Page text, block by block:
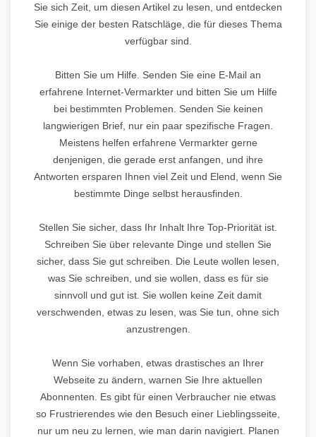
Sie sich Zeit, um diesen Artikel zu lesen, und entdecken
Sie einige der besten Ratschläge, die für dieses Thema
verfügbar sind.
Bitten Sie um Hilfe. Senden Sie eine E-Mail an
erfahrene Internet-Vermarkter und bitten Sie um Hilfe
bei bestimmten Problemen. Senden Sie keinen
langwierigen Brief, nur ein paar spezifische Fragen.
Meistens helfen erfahrene Vermarkter gerne
denjenigen, die gerade erst anfangen, und ihre
Antworten ersparen Ihnen viel Zeit und Elend, wenn Sie
bestimmte Dinge selbst herausfinden.
Stellen Sie sicher, dass Ihr Inhalt Ihre Top-Priorität ist.
Schreiben Sie über relevante Dinge und stellen Sie
sicher, dass Sie gut schreiben. Die Leute wollen lesen,
was Sie schreiben, und sie wollen, dass es für sie
sinnvoll und gut ist. Sie wollen keine Zeit damit
verschwenden, etwas zu lesen, was Sie tun, ohne sich
anzustrengen.
Wenn Sie vorhaben, etwas drastisches an Ihrer
Webseite zu ändern, warnen Sie Ihre aktuellen
Abonnenten. Es gibt für einen Verbraucher nie etwas
so Frustrierendes wie den Besuch einer Lieblingsseite,
nur um neu zu lernen, wie man darin navigiert. Planen